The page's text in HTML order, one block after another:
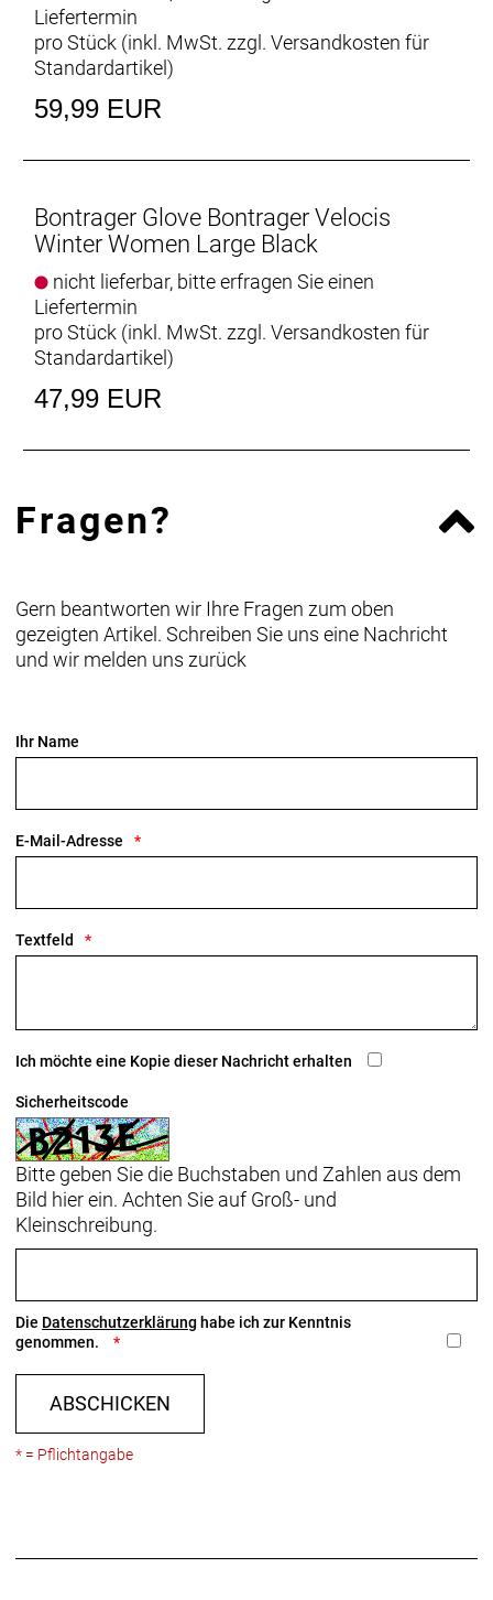
und stellt eine sichere Verbindung mit deinem
Lenker her.
Touchscreen-kompatibel
In die Finger eingenähte, leitfähige Garne
- Materialtyp: Strick
- Fasergehalt (Rückseite): 68 % Polyester, 22 %
Polyamid, 10 % Spandex
- Fasergehalt (Palm): 88 % Polyester, 8 % Spandex, 4
% Polyurethan
Liefertermin
pro Stück (inkl. MwSt. zzgl. Versandkosten für
Standardartikel)
59,99 EUR
Bontrager Glove Bontrager Velocis
Winter Women Large Black
nicht lieferbar, bitte erfragen Sie einen
Liefertermin
pro Stück (inkl. MwSt. zzgl. Versandkosten für
Standardartikel)
47,99 EUR
Fragen?
Gern beantworten wir Ihre Fragen zum oben
gezeigten Artikel. Schreiben Sie uns eine Nachricht
und wir melden uns zurück
Ihr Name
E-Mail-Adresse
Textfeld
Ich möchte eine Kopie dieser Nachricht erhalten
Sicherheitscode
Bitte geben Sie die Buchstaben und Zahlen aus dem
Bild hier ein. Achten Sie auf Groß- und
Kleinschreibung.
Die Datenschutzerklärung habe ich zur Kenntnis
genommen.
ABSCHICKEN
* = Pflichtangabe